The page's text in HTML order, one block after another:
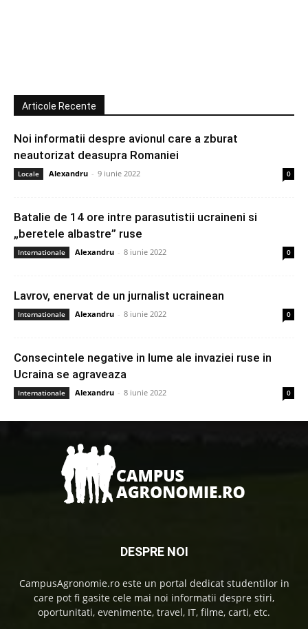
Articole Recente
Noi informatii despre avionul care a zburat
neautorizat deasupra Romaniei
Locale Alexandru - 9 iunie 2022 0
Batalie de 14 ore intre parasutistii ucraineni si
„beretele albastre” ruse
Internationale Alexandru - 8 iunie 2022 0
Lavrov, enervat de un jurnalist ucrainean
Internationale Alexandru - 8 iunie 2022 0
Consecintele negative in lume ale invaziei ruse in
Ucraina se agraveaza
Internationale Alexandru - 8 iunie 2022 0
DESPRE NOI
CampusAgronomie.ro este un portal dedicat studentilor in
care pot fi gasite cele mai noi informatii despre stiri,
oportunitati, evenimente, travel, IT, filme, carti, etc.